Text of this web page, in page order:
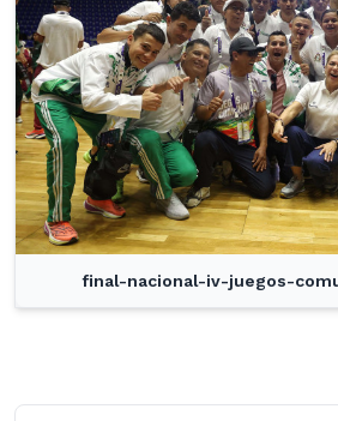
final-nacional-iv-juegos-